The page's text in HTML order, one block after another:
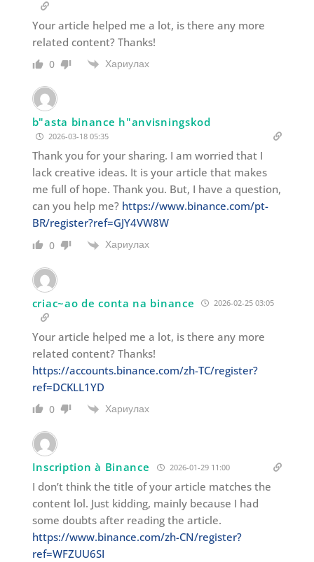
Your article helped me a lot, is there any more
related content? Thanks!
0 Хариулах
b"asta binance h"anvisningskod
2026-03-18 05:35
Thank you for your sharing. I am worried that I
lack creative ideas. It is your article that makes
me full of hope. Thank you. But, I have a question,
can you help me? https://www.binance.com/pt-
BR/register?ref=GJY4VW8W
0 Хариулах
criac~ao de conta na binance 2026-02-25 03:05
Your article helped me a lot, is there any more
related content? Thanks!
https://accounts.binance.com/zh-TC/register?
ref=DCKLL1YD
0 Хариулах
Inscription à Binance 2026-01-29 11:00
I don’t think the title of your article matches the
content lol. Just kidding, mainly because I had
some doubts after reading the article.
https://www.binance.com/zh-CN/register?
ref=WFZUU6SI